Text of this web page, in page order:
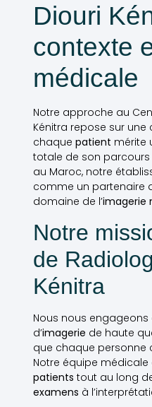
Diouri
contexte
médicale
Notre approche au
Kénitra repose sur
chaque patient mérite
totale de son parcours
au Maroc, notre
comme un partenaire
domaine de l’imagerie
Notre
de
Kénitra
Nous nous engageons
d’imagerie de haute
que chaque personne
Notre équipe
patients tout au long
examens à